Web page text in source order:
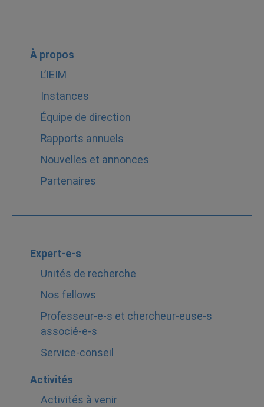
À propos
L’IEIM
Instances
Équipe de direction
Rapports annuels
Nouvelles et annonces
Partenaires
Expert-e-s
Unités de recherche
Nos fellows
Professeur-e-s et chercheur-euse-s
associé-e-s
Service-conseil
Activités
Activités à venir